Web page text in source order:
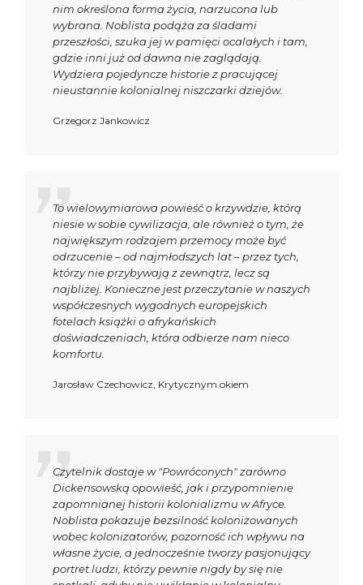
nim określona forma życia, narzucona lub
wybrana. Noblista podąża za śladami
przeszłości, szuka jej w pamięci ocalałych i tam,
gdzie inni już od dawna nie zaglądają.
Wydziera pojedyncze historie z pracującej
nieustannie kolonialnej niszczarki dziejów.
Grzegorz Jankowicz
To wielowymiarowa powieść o krzywdzie, którą
niesie w sobie cywilizacja, ale również o tym, że
największym rodzajem przemocy może być
odrzucenie – od najmłodszych lat – przez tych,
którzy nie przybywają z zewnątrz, lecz są
najbliżej. Konieczne jest przeczytanie w naszych
współczesnych wygodnych europejskich
fotelach książki o afrykańskich
doświadczeniach, która odbierze nam nieco
komfortu.
Jarosław Czechowicz, Krytycznym okiem
Czytelnik dostaje w "Powróconych" zarówno
Dickensowską opowieść, jak i przypomnienie
zapomnianej historii kolonializmu w Afryce.
Noblista pokazuje bezsilność kolonizowanych
wobec kolonizatorów, pozorność ich wpływu na
własne życie, a jednocześnie tworzy pasjonujący
portret ludzi, którzy pewnie nigdy by się nie